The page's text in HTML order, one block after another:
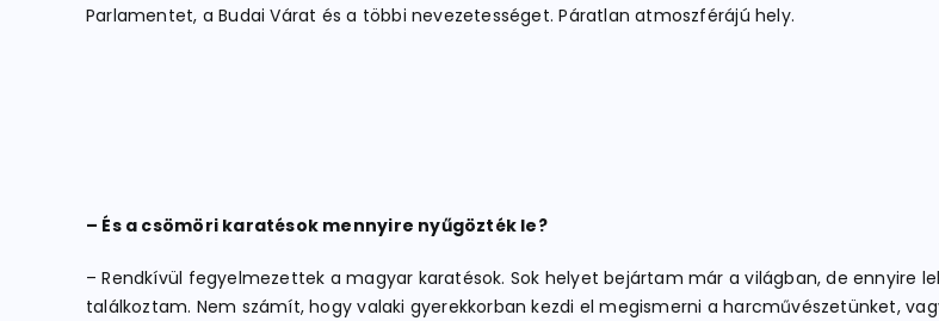
Parlamentet, a Budai Várat és a többi nevezetességet. Páratlan atmoszférájú hely.
– És a csömöri karatésok mennyire nyűgözték le?
– Rendkívül fegyelmezettek a magyar karatésok. Sok helyet bejártam már a világban, de ennyire
találkoztam. Nem számít, hogy valaki gyerekkorban kezdi el megismerni a harcművészetünket,